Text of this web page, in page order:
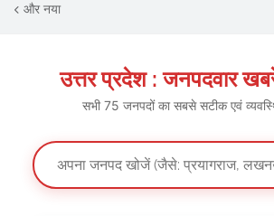
और नया
उत्तर प्रदेश : जनपदवार
सभी 75 जनपदों का सबसे सटीक एवं